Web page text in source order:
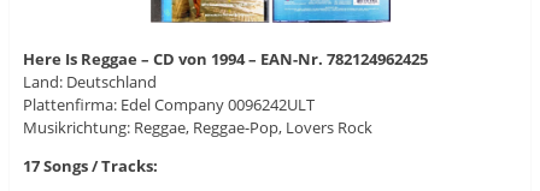
Here Is Reggae – CD von 1994 – EAN-Nr. 782124962425
Land: Deutschland
Plattenfirma: Edel Company 0096242ULT
Musikrichtung: Reggae, Reggae-Pop, Lovers Rock
17 Songs / Tracks: